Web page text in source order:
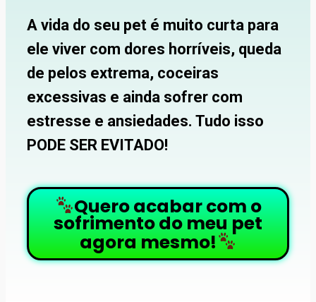
A vida do seu pet é muito curta para
ele viver com dores horríveis, queda
de pelos extrema, coceiras
excessivas e ainda sofrer com
estresse e ansiedades. Tudo isso
PODE SER EVITADO!
Quero acabar com o
sofrimento do meu pet
agora mesmo!